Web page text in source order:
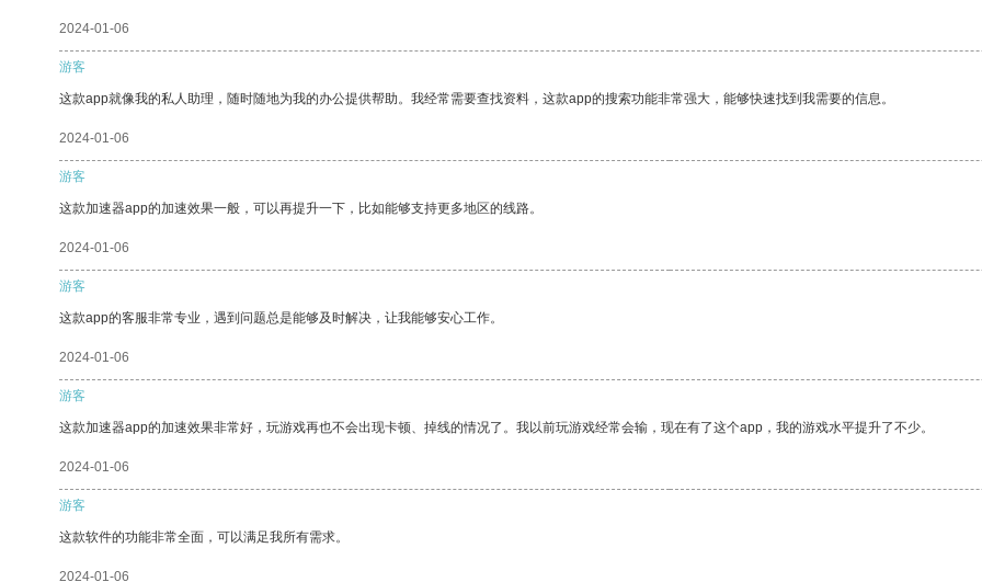
2024-01-06
游客
这款app就像我的私人助理，随时随地为我的办公提供帮助。我经常需要查找资料，这款app的搜索功能非常强大，能够快速找到我需要的信息。
2024-01-06
游客
这款加速器app的加速效果一般，可以再提升一下，比如能够支持更多地区的线路。
2024-01-06
游客
这款app的客服非常专业，遇到问题总是能够及时解决，让我能够安心工作。
2024-01-06
游客
这款加速器app的加速效果非常好，玩游戏再也不会出现卡顿、掉线的情况了。我以前玩游戏经常会输，现在有了这个app，我的游戏水平提升了不少。
2024-01-06
游客
这款软件的功能非常全面，可以满足我所有需求。
2024-01-06